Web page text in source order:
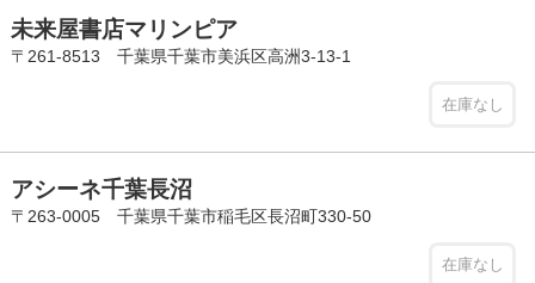
未来屋書店マリンピア
〒261-8513 千葉県千葉市美浜区高洲3-13-1
在庫なし
アシーネ千葉長沼
〒263-0005 千葉県千葉市稲毛区長沼町330-50
在庫なし